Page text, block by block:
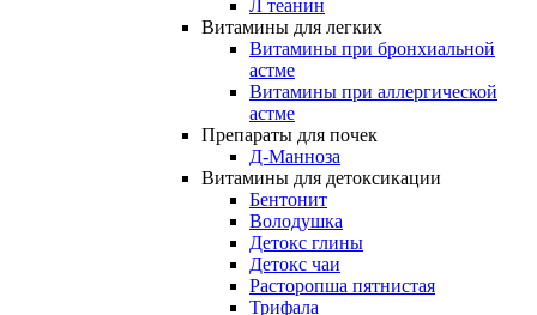
Л теанин
Витамины для легких
Витамины при бронхиальной
астме
Витамины при аллергической
астме
Препараты для почек
Д-Манноза
Витамины для детоксикации
Бентонит
Володушка
Детокс глины
Детокс чаи
Расторопша пятнистая
Трифала